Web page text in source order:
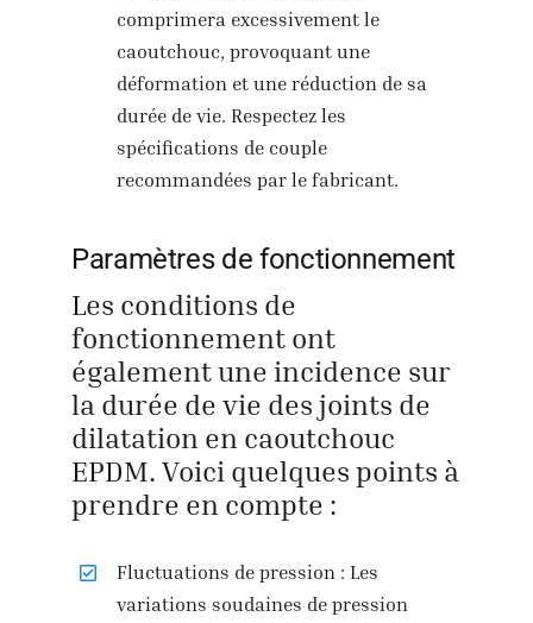
comprimera excessivement le
caoutchouc, provoquant une
déformation et une réduction de sa
durée de vie. Respectez les
spécifications de couple
recommandées par le fabricant.
Paramètres de fonctionnement
Les conditions de
fonctionnement ont
également une incidence sur
la durée de vie des joints de
dilatation en caoutchouc
EPDM. Voici quelques points à
prendre en compte :
Fluctuations de pression : Les
variations soudaines de pression